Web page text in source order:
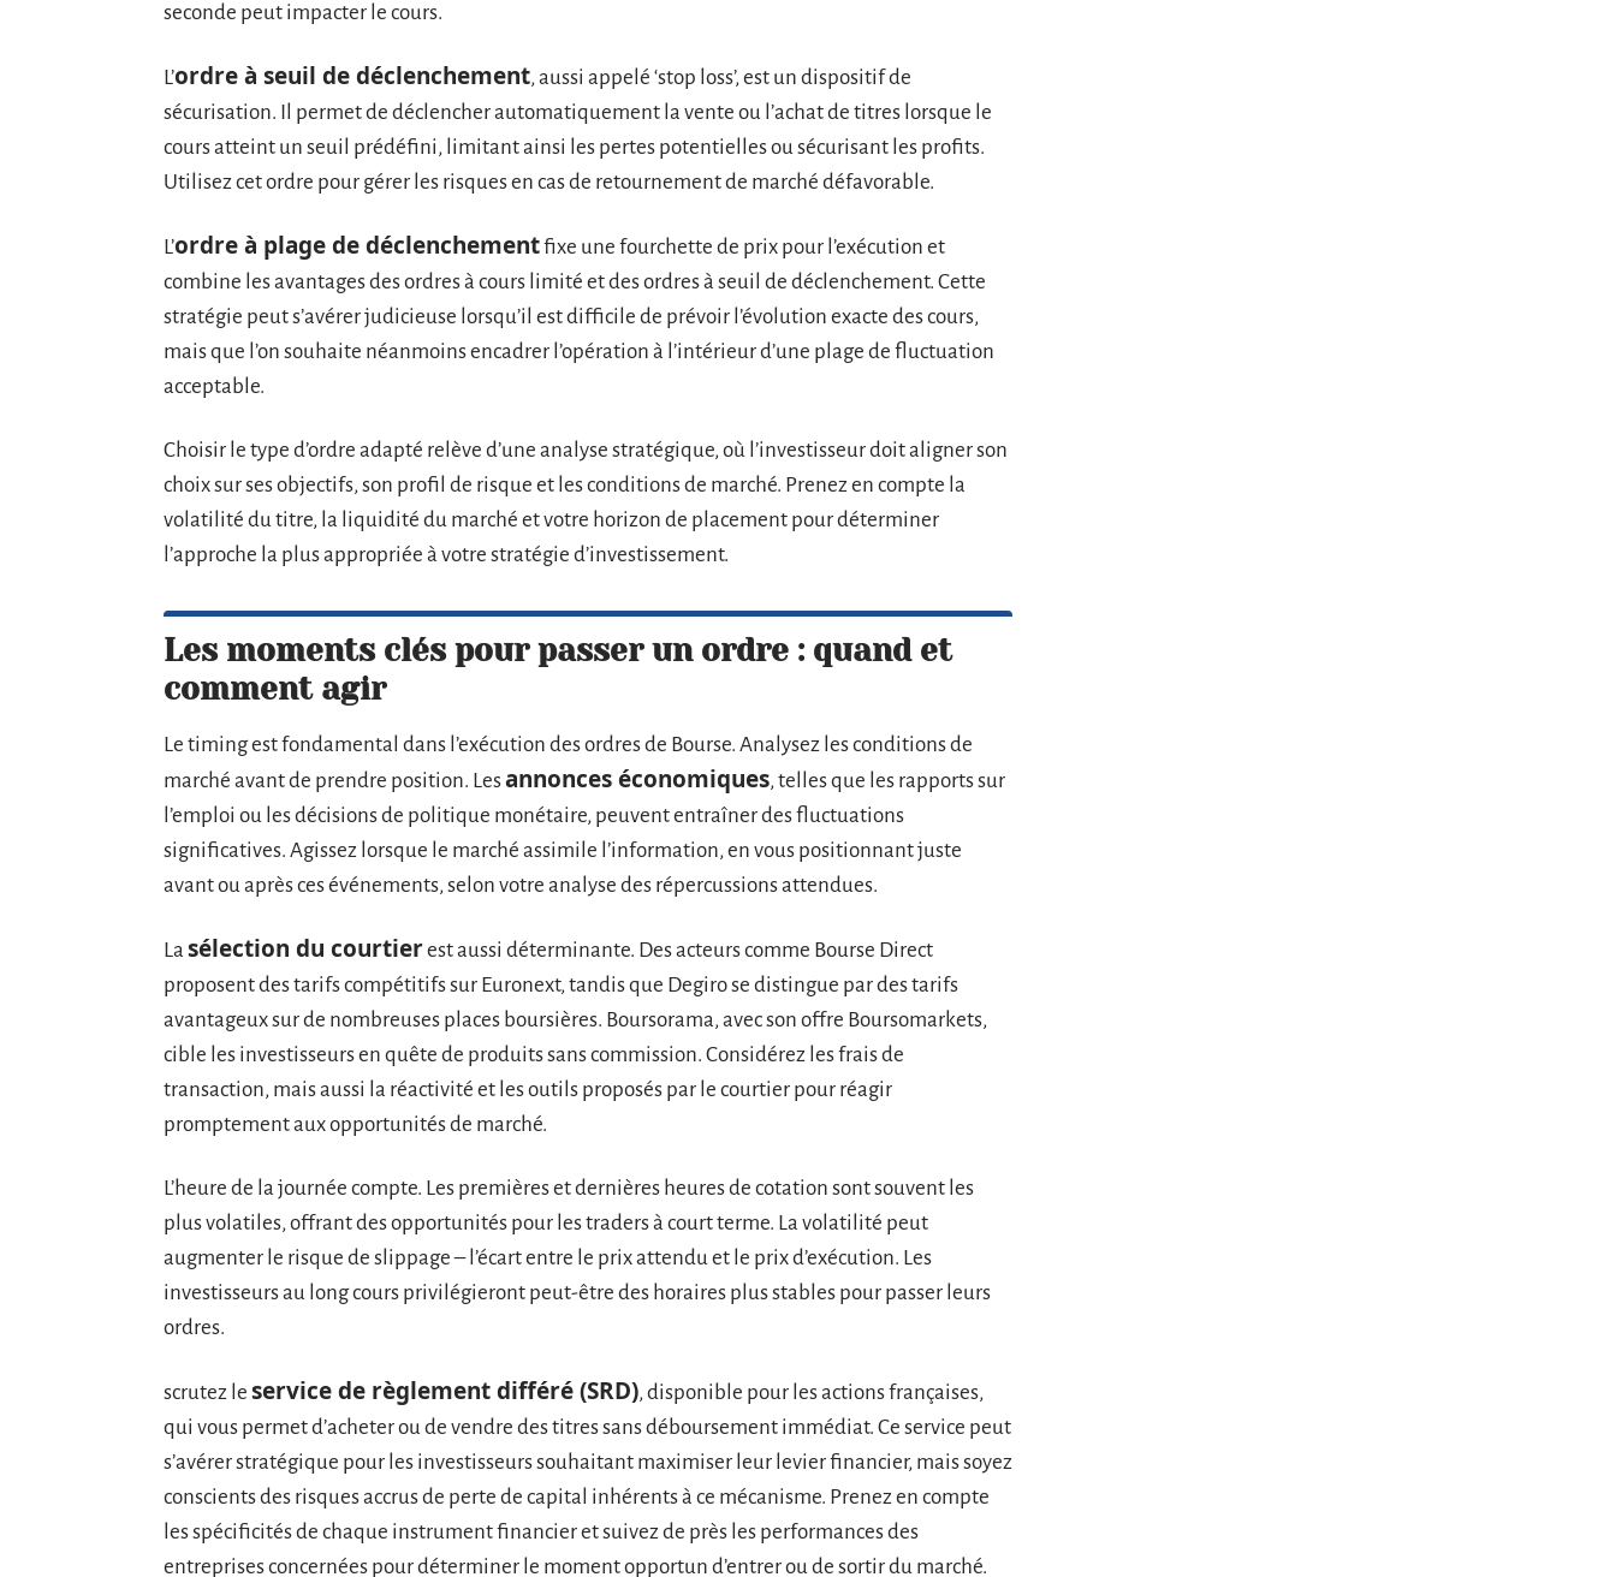
seconde peut impacter le cours.
L’ordre à seuil de déclenchement, aussi appelé ‘stop loss’, est un dispositif de
sécurisation. Il permet de déclencher automatiquement la vente ou l’achat de titres lorsque le
cours atteint un seuil prédéfini, limitant ainsi les pertes potentielles ou sécurisant les profits.
Utilisez cet ordre pour gérer les risques en cas de retournement de marché défavorable.
L’ordre à plage de déclenchementfixe une fourchette de prix pour l’exécution et
combine les avantages des ordres à cours limité et des ordres à seuil de déclenchement. Cette
stratégie peut s’avérer judicieuse lorsqu’il est difficile de prévoir l’évolution exacte des cours,
mais que l’on souhaite néanmoins encadrer l’opération à l’intérieur d’une plage de fluctuation
acceptable.
Choisir le type d’ordre adapté relève d’une analyse stratégique, où l’investisseur doit aligner son
choix sur ses objectifs, son profil de risque et les conditions de marché. Prenez en compte la
volatilité du titre, la liquidité du marché et votre horizon de placement pour déterminer
l’approche la plus appropriée à votre stratégie d’investissement.
Les moments clés pour passer un ordre : quand et
comment agir
Le timing est fondamental dans l’exécution des ordres de Bourse. Analysez les conditions de
marché avant de prendre position. Lesannonces économiques, telles que les rapports sur
l’emploi ou les décisions de politique monétaire, peuvent entraîner des fluctuations
significatives. Agissez lorsque le marché assimile l’information, en vous positionnant juste
avant ou après ces événements, selon votre analyse des répercussions attendues.
La sélection du courtierest aussi déterminante. Des acteurs comme Bourse Direct
proposent des tarifs compétitifs sur Euronext, tandis que Degiro se distingue par des tarifs
avantageux sur de nombreuses places boursières. Boursorama, avec son offre Boursomarkets,
cible les investisseurs en quête de produits sans commission. Considérez les frais de
transaction, mais aussi la réactivité et les outils proposés par le courtier pour réagir
promptement aux opportunités de marché.
L’heure de la journée compte. Les premières et dernières heures de cotation sont souvent les
plus volatiles, offrant des opportunités pour les traders à court terme. La volatilité peut
augmenter le risque de slippage – l’écart entre le prix attendu et le prix d’exécution. Les
investisseurs au long cours privilégieront peut-être des horaires plus stables pour passer leurs
ordres.
scrutez le service de règlement différé (SRD), disponible pour les actions françaises,
qui vous permet d’acheter ou de vendre des titres sans déboursement immédiat. Ce service peut
s’avérer stratégique pour les investisseurs souhaitant maximiser leur levier financier, mais soyez
conscients des risques accrus de perte de capital inhérents à ce mécanisme. Prenez en compte
les spécificités de chaque instrument financier et suivez de près les performances des
entreprises concernées pour déterminer le moment opportun d’entrer ou de sortir du marché.